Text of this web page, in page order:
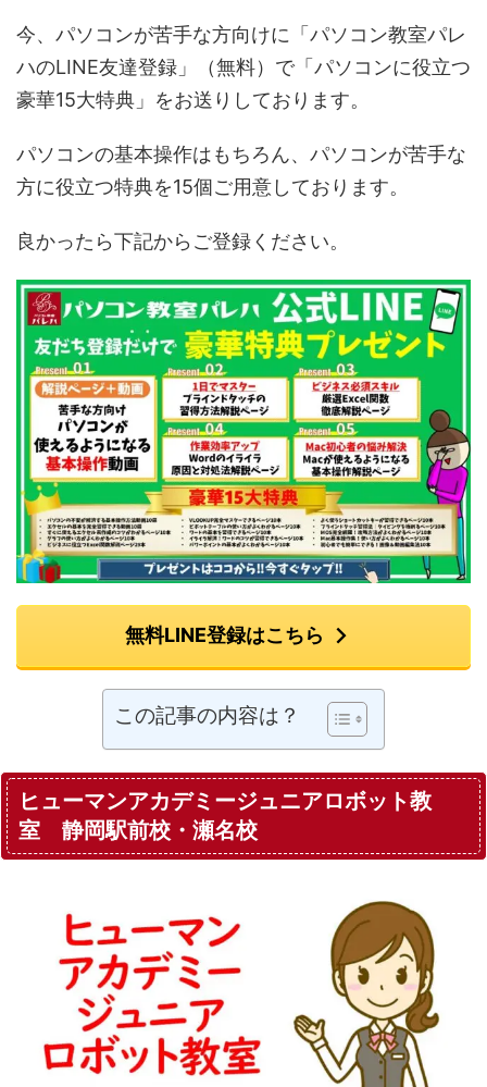
今、パソコンが苦手な方向けに「パソコン教室パレ
ハのLINE友達登録」（無料）で「パソコンに役立つ
豪華15大特典」をお送りしております。
パソコンの基本操作はもちろん、パソコンが苦手な
方に役立つ特典を15個ご用意しております。
良かったら下記からご登録ください。
無料LINE登録はこちら
この記事の内容は？
ヒューマンアカデミージュニアロボット教
室 静岡駅前校・瀬名校